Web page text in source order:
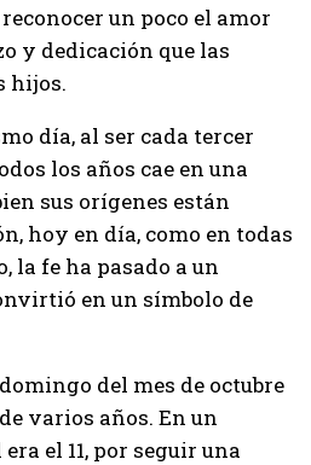
un poco el amor
y dedicación que las
hijos.
día, al ser cada tercer
los años cae en una
sus orígenes están
hoy en día, como en todas
la fe ha pasado a un
en un símbolo de
del mes de octubre
varios años. En un
el 11, por seguir una